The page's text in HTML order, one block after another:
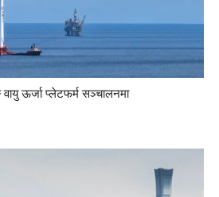
ऊर्जा प्लेटफर्म सञ्चालनमा